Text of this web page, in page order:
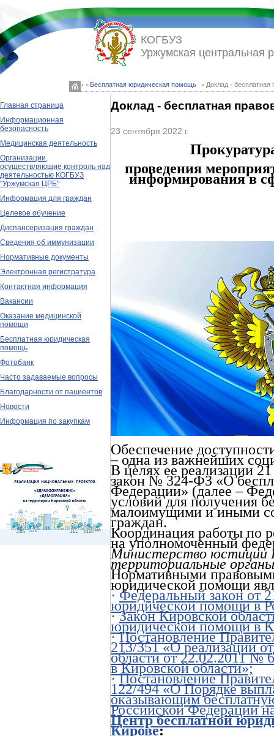
◦ ◦ Бесплатная юридическая помощь ◦ Доклад -
КОГБУЗ
Уржумская центральная
Главная страница
Информационная
безопасность
Медицинская деятельность
Организации,
осуществляющие контроль над
деятельностью КОГБУЗ
"Уржумская ЦРБ"
Информация для граждан
Целевое обучение
Диспансеризация граждан
Сведения об иммунизации
Нормативные документы
Электронная регистратура
Контактная информация
Вакансии
Оказание медицинской
помощи
Бесплатная юридическая
помощь
Фотобанк
Часто задаваемые вопросы
Благодарности от пациентов
Новости
Информация по закупкам
Доклад - бесплатная
23 сентября 2022 г.
проведения
информирования в
Обеспечение
– одна из важнейших
В целях ее реализации
закон № 324-ФЗ «О
Федерации» (далее –
условий для получения
малоимущими и иными
граждан.
Координация работы по
на уполномоченный
Министерство юстиции
территориальные
Нормативными
юридической помощи
·Федеральный закон от
юридической помощи в
·Закон Кировской
юридической помощи в
·Постановление
213/351 «О реализации
области от 22.02.2011
в Кировской области»;
·Постановление
122/494 «О Порядке
оказывающим
Российской Федерации
Центр бесплатной
Кирове: